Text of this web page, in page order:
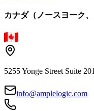
カナダ（ノースヨーク、
5255 Yonge Street Suite
info@amplelogic.com